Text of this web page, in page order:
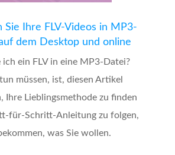
Sie Ihre FLV-Videos in MP3-
dem Desktop und online
ein FLV in eine MP3-Datei?
müssen, ist, diesen Artikel
Ihre Lieblingsmethode zu finden
für-Schritt-Anleitung zu folgen,
was Sie wollen.